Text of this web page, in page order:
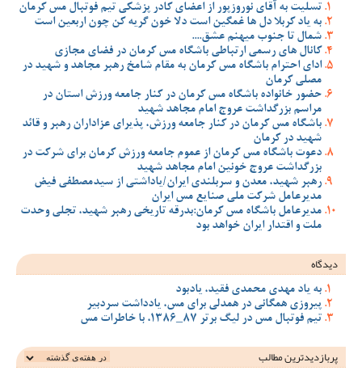
تسلیت به آقای نوروزپور از اعضای کادر پزشکی تیم فوتبال مس کرمان
به یاد کربلا دل ها غمگین است دلا خون گریه کن چون اربعین است
شمال تا جنوب میهنم عشق....
کانال های رسمی ارتباطی باشگاه مس کرمان در فضای مجازی
ادای احترام باشگاه مس کرمان به مقام شامخ رهبر مجاهد و شهید در
مصلی کرمان
حضور خانواده باشگاه مس کرمان در کنار جامعه ورزش استان در
مراسم بزرگداشت عروج امام مجاهد شهید
باشگاه مس کرمان در کنار جامعه ورزش، پذیرای عزاداران رهبر و قائد
شهید در کرمان
دعوت باشگاه مس کرمان از عموم جامعه ورزش کرمان برای شرکت در
بزرگداشت عروج خونین امام مجاهد شهید
رهبر شهید، معدن و سربلندی ایران/یاداشتی از سیدمصطفی‌‌ فیض
مدیرعامل شرکت ملی صنایع مس ایران
مدیرعامل باشگاه مس کرمان:بدرقه تاریخی رهبر شهید، تجلی وحدت
ملت و اقتدار ایران خواهد بود
دیدگاه
به یاد مهدی محمدی فقید، یادبود
پیروزی همگانی در همدلی برای مس، یادداشت سردبیر
تیم فوتبال مس در لیگ برتر 87_1386، با خاطرات مس
پربازدیدترین‌ مطالب